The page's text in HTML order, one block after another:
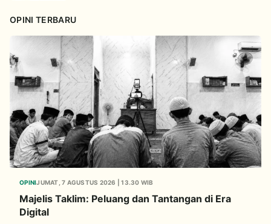
OPINI TERBARU
OPINIJUMAT, 7 AGUSTUS 2026 | 13.30 WIB
Majelis Taklim: Peluang dan Tantangan di Era
Digital